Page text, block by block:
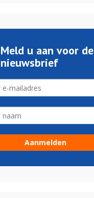
Meld u aan voor de
nieuwsbrief